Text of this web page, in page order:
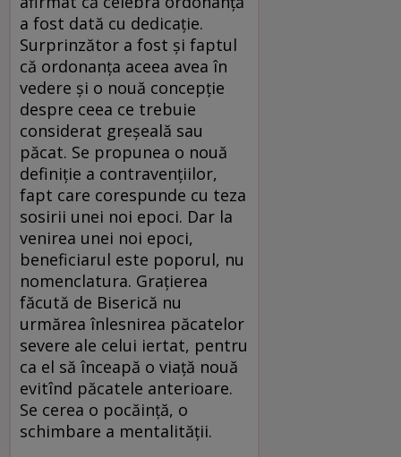
a fost dată cu dedicație.
Surprinzător a fost și faptul
că ordonanța aceea avea în
vedere și o nouă concepție
despre ceea ce trebuie
considerat greșeală sau
păcat. Se propunea o nouă
definiție a contravențiilor,
fapt care corespunde cu teza
sosirii unei noi epoci. Dar la
venirea unei noi epoci,
beneficiarul este poporul, nu
nomenclatura. Grațierea
făcută de Biserică nu
urmărea înlesnirea păcatelor
severe ale celui iertat, pentru
ca el să înceapă o viață nouă
evitînd păcatele anterioare.
Se cerea o pocăință, o
schimbare a mentalității.